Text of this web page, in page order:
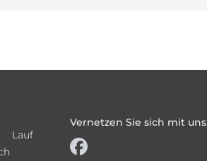
Lauf
Vernetzen Sie sich mit uns